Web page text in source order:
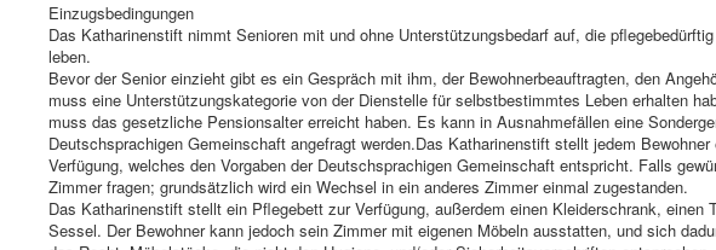
Einzugsbedingungen
Das Katharinenstift nimmt Senioren mit und ohne Unterstützungsbedarf auf, die
leben.
Bevor der Senior einzieht gibt es ein Gespräch mit ihm, der Bewohnerbeauftragten, den
muss eine Unterstützungskategorie von der Dienstelle für selbstbestimmtes Leben erhalten
muss das gesetzliche Pensionsalter erreicht haben. Es kann in Ausnahmefällen eine
Deutschsprachigen Gemeinschaft angefragt werden.Das Katharinenstift stellt jedem
Verfügung, welches den Vorgaben der Deutschsprachigen Gemeinschaft entspricht. Falls
Zimmer fragen; grundsätzlich wird ein Wechsel in ein anderes Zimmer einmal zugestanden.
Das Katharinenstift stellt ein Pflegebett zur Verfügung, außerdem einen Kleiderschrank,
Sessel. Der Bewohner kann jedoch sein Zimmer mit eigenen Möbeln ausstatten, und sich